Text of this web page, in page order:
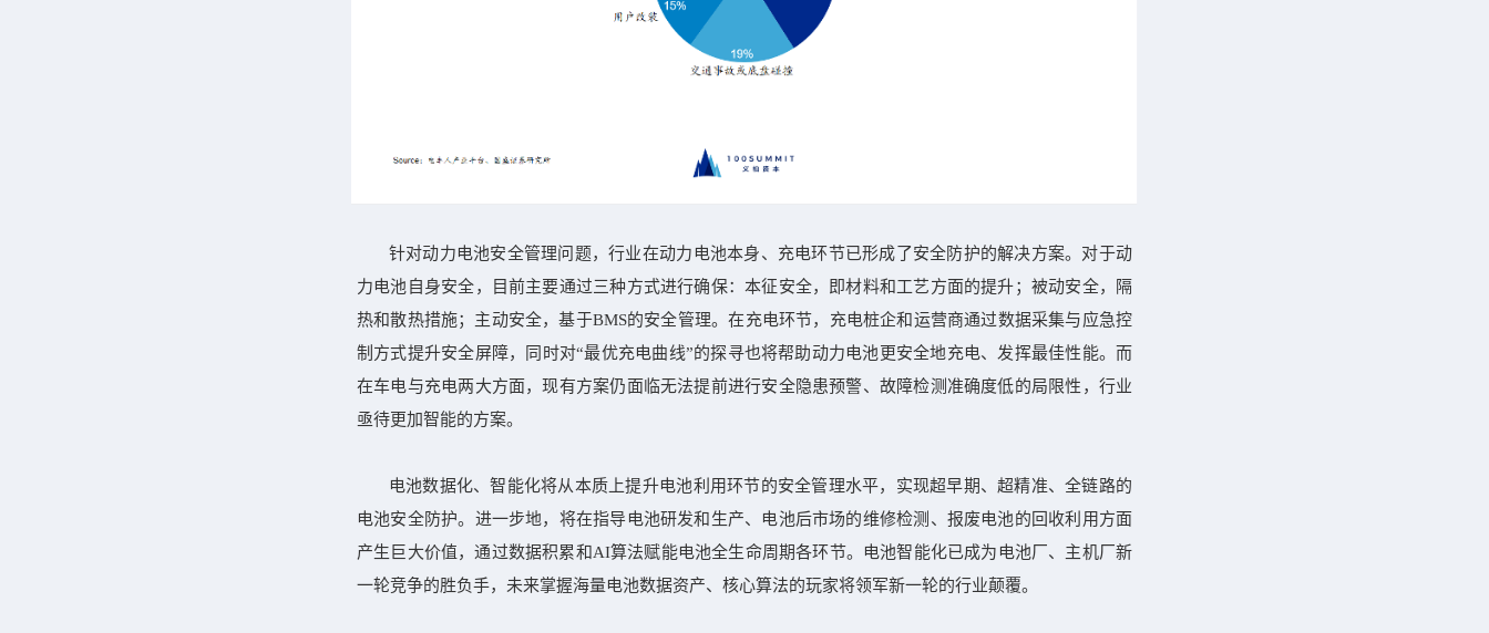
针对动力电池安全管理问题，行业在动力电池本身、充电环节已形成了安全防护的解决方案。对于动
力电池自身安全，目前主要通过三种方式进行确保：本征安全，即材料和工艺方面的提升；被动安全，隔
热和散热措施；主动安全，基于BMS的安全管理。在充电环节，充电桩企和运营商通过数据采集与应急控
制方式提升安全屏障，同时对“最优充电曲线”的探寻也将帮助动力电池更安全地充电、发挥最佳性能。而
在车电与充电两大方面，现有方案仍面临无法提前进行安全隐患预警、故障检测准确度低的局限性，行业
亟待更加智能的方案。
电池数据化、智能化将从本质上提升电池利用环节的安全管理水平，实现超早期、超精准、全链路的
电池安全防护。进一步地，将在指导电池研发和生产、电池后市场的维修检测、报废电池的回收利用方面
产生巨大价值，通过数据积累和AI算法赋能电池全生命周期各环节。电池智能化已成为电池厂、主机厂新
一轮竞争的胜负手，未来掌握海量电池数据资产、核心算法的玩家将领军新一轮的行业颠覆。